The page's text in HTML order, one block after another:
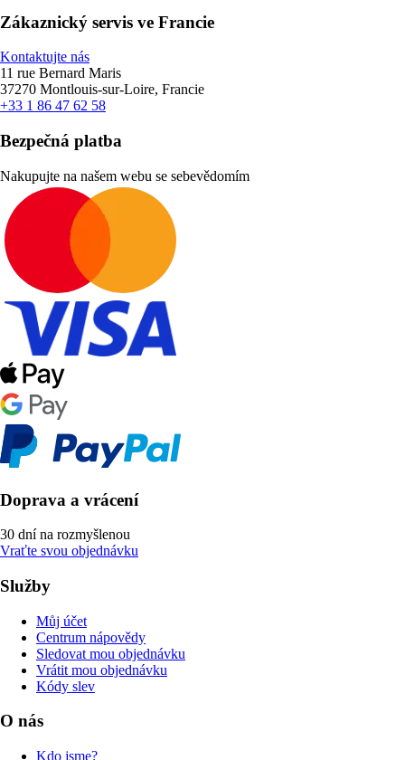
Zákaznický servis ve Francie
Kontaktujte nás
11 rue Bernard Maris
37270 Montlouis-sur-Loire, Francie
+33 1 86 47 62 58
Bezpečná platba
Nakupujte na našem webu se sebevědomím
Doprava a vrácení
30 dní na rozmyšlenou
Vraťte svou objednávku
Služby
Můj účet
Centrum nápovědy
Sledovat mou objednávku
Vrátit mou objednávku
Kódy slev
O nás
Kdo jsme?